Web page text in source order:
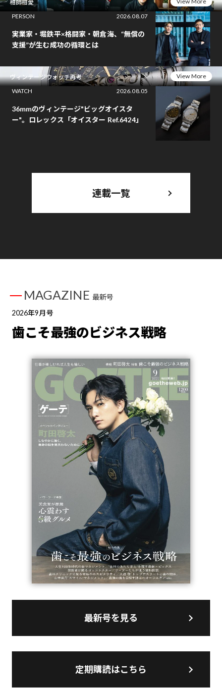
相師相愛
PERSON
2026.08.07
実業家・堀鉄平×格闘家・朝倉海、“無償の
支援”が生む成功の循環とは
ヴィンテージウォッチ再考
View More
WATCH
2026.08.05
36mmのヴィンテージ"ビッグオイスタ
ー"。ロレックス「オイスター Ref.6424」
連載一覧
MAGAZINE 最新号
2026年9月号
歯こそ最強のビジネス戦略
最新号を見る
定期購読はこちら